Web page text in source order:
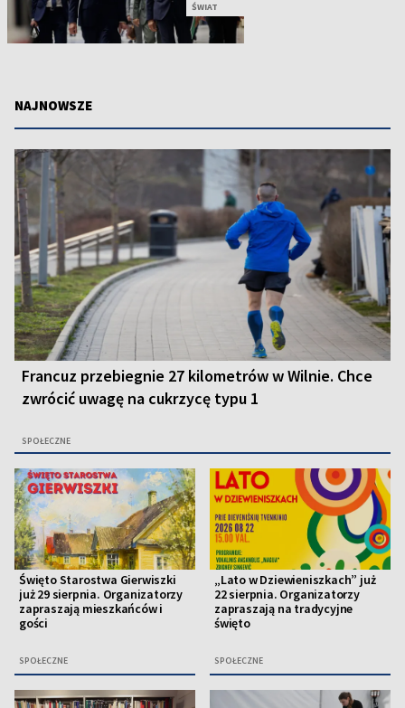
ŚWIAT
NAJNOWSZE
Francuz przebiegnie 27 kilometrów w Wilnie. Chce
zwrócić uwagę na cukrzycę typu 1
SPOŁECZNE
Święto Starostwa Gierwiszki
już 29 sierpnia. Organizatorzy
zapraszają mieszkańców i
gości
SPOŁECZNE
„Lato w Dziewieniszkach” już
22 sierpnia. Organizatorzy
zapraszają na tradycyjne
święto
SPOŁECZNE